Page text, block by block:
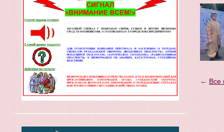
← Все